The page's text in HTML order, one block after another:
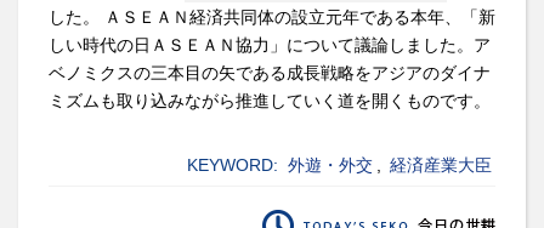
した。 ＡＳＥＡＮ経済共同体の設立元年である本年、「新
しい時代の日ＡＳＥＡＮ協力」について議論しました。ア
ベノミクスの三本目の矢である成長戦略をアジアのダイナ
ミズムも取り込みながら推進していく道を開くものです。
KEYWORD: 外遊・外交 経済産業大臣